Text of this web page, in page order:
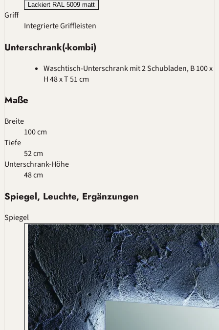
Lackiert RAL 5009 matt
Griff
Integrierte Griffleisten
Unterschrank(-kombi)
Waschtisch-Unterschrank mit 2 Schubladen, B 100 x
H 48 x T 51 cm
Maße
Breite
100 cm
Tiefe
52 cm
Unterschrank-Höhe
48 cm
Spiegel, Leuchte, Ergänzungen
Spiegel